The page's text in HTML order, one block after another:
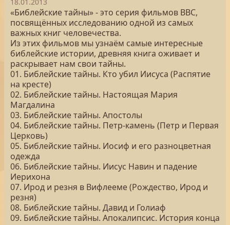
«Библейские тайны» - это серия фильмов BBC,
посвящённых исследованию одной из самых
важных книг человечества.
Из этих фильмов мы узнаём самые интересные
библейские истории, древняя книга оживает и
раскрывает нам свои тайны.
01. Библейские тайны. Кто убил Иисуса (Распятие
на кресте)
02. Библейские тайны. Настоящая Мария
Магдалина
03. Библейские тайны. Апостолы
04. Библейские тайны. Петр-камень (Петр и Первая
Церковь)
05. Библейские тайны. Иосиф и его разноцветная
одежда
06. Библейские тайны. Иисус Навин и падение
Иерихона
07. Ирод и резня в Вифлееме (Рождество, Ирод и
резня)
08. Библейские тайны. Давид и Голиаф
09. Библейские тайны. Апокалипсис. История конца